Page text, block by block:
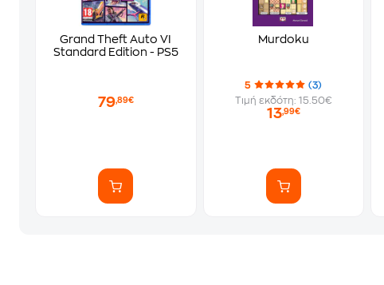
Grand Theft Auto VI
Standard Edition - PS5
79,89€
Murdoku
5
(3)
Τιμή εκδότη: 15.50€
13,99€